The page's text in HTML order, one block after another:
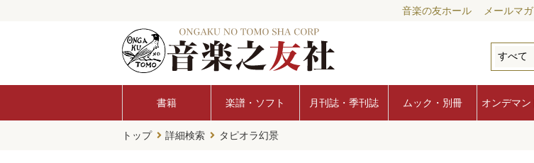
音楽の友ホール メールマ
書籍 楽譜・ソフト 月刊誌・季刊誌 ムック・別冊 オンデマン
トップ 詳細検索 タピオラ幻景